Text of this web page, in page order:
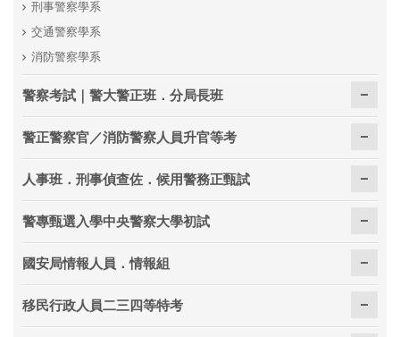
刑事警察學系
交通警察學系
消防警察學系
警察考試｜警大警正班．分局長班
警正警察官／消防警察人員升官等考
人事班．刑事偵查佐．候用警務正甄試
警專甄選入學中央警察大學初試
國安局情報人員．情報組
移民行政人員二三四等特考